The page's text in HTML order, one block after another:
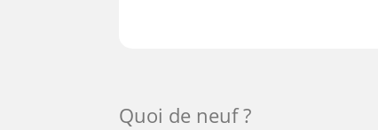
Quoi de neuf ?